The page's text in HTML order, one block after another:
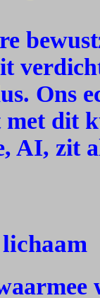
Ons
met dit
AI, zit